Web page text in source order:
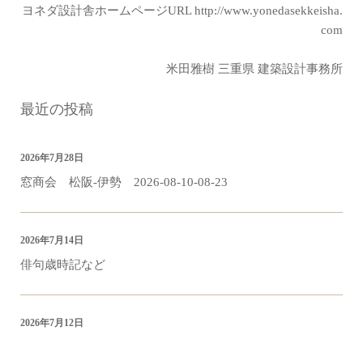
ヨネダ設計舎ホームページURLhttp://www.yonedasekkeisha.
com
米田雅樹 三重県 建築設計事務所
最近の投稿
窓商会 松阪-伊勢 2026-08-10-08-23
2026年7月28日
俳句歳時記など
2026年7月14日
2026年7月12日